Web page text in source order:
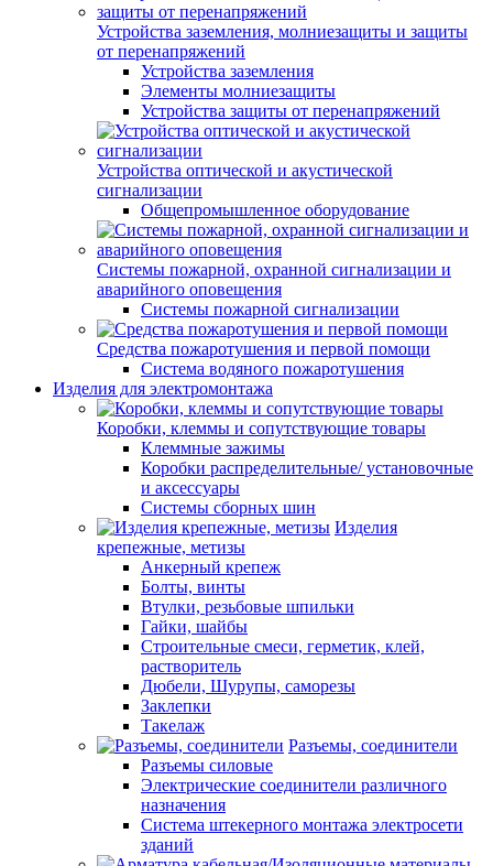
Устройства заземления, молниезащиты и защиты
от перенапряжений
Устройства заземления
Элементы молниезащиты
Устройства защиты от перенапряжений
Устройства оптической и акустической
сигнализации
Общепромышленное оборудование
Системы пожарной, охранной сигнализации и
аварийного оповещения
Системы пожарной сигнализации
Средства пожаротушения и первой помощи
Система водяного пожаротушения
Изделия для электромонтажа
Коробки, клеммы и сопутствующие товары
Клеммные зажимы
Коробки распределительные/ установочные
и аксессуары
Системы сборных шин
Изделия
крепежные, метизы
Анкерный крепеж
Болты, винты
Втулки, резьбовые шпильки
Гайки, шайбы
Строительные смеси, герметик, клей,
растворитель
Дюбели, Шурупы, саморезы
Заклепки
Такелаж
Разъемы, соединители
Разъемы силовые
Электрические соединители различного
назначения
Система штекерного монтажа электросети
зданий